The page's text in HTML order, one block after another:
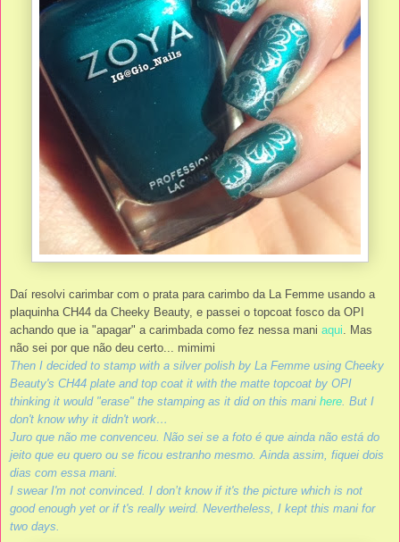
Daí resolvi carimbar com o prata para carimbo da La Femme usando a
plaquinha CH44 da Cheeky Beauty, e passei o topcoat fosco da OPI
achando que ia "apagar" a carimbada como fez nessa mani aqui. Mas
não sei por que não deu certo... mimimi
Then I decided to stamp with a silver polish by La Femme using Cheeky
Beauty's CH44 plate and top coat it with the matte topcoat by OPI
thinking it would "erase" the stamping as it did on this mani here. But I
don't know why it didn't work…
Juro que não me convenceu. Não sei se a foto é que ainda não está do
jeito que eu quero ou se ficou estranho mesmo. Ainda assim, fiquei dois
dias com essa mani.
I swear I'm not convinced. I don’t know if it's the picture which is not
good enough yet or if t's really weird. Nevertheless, I kept this mani for
two days.